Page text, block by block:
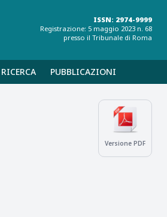
ISSN: 2974-9999
Registrazione: 5 maggio 2023 n. 68
presso il Tribunale di Roma
RICERCA PUBBLICAZIONI
Versione PDF